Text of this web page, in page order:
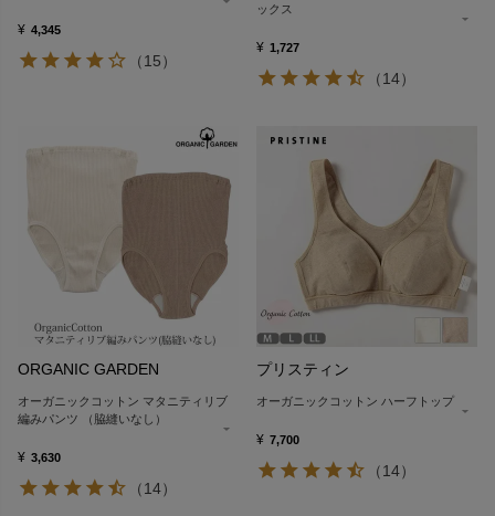
¥ 4,345
（15）
ックス
¥ 1,727
（14）
ORGANIC GARDEN
オーガニックコットン マタニティリブ
編みパンツ （脇縫いなし）
¥ 3,630
（14）
プリスティン
オーガニックコットン ハーフトップ
¥ 7,700
（14）